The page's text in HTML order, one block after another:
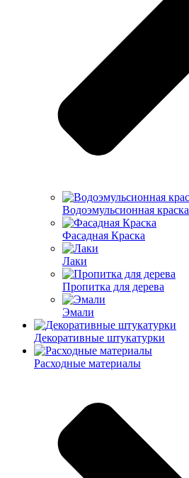
Водоэмульсионная краска
Фасадная Краска
Лаки
Пропитка для дерева
Эмали
Декоративные штукатурки
Расходные материалы